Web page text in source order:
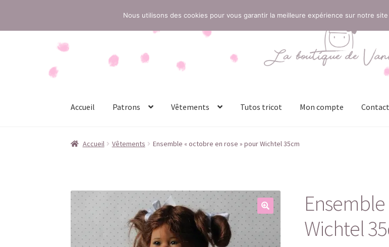
Accueil Patrons Vêtements Tutos tricot Mon compte Contact
Accueil Conditions générales de vente Contact Mentions légales
Accueil Vêtements Ensemble « octobre en rose » pour Wichtel 35cm
Wichtel
Nous utilisons des cookies pour vous garantir la meilleure expérience sur notre